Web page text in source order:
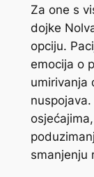
Za one s
dojke
opciju.
emocija o
umirivanja
smanjenju